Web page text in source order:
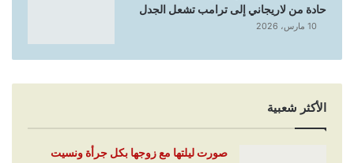
حادة من لاريجاني إلى ترامب تشعل الجدل
10 مارس، 2026
الأكثر شعبية
صورت ليلتها مع زوجها بكل جرأة ونسيت